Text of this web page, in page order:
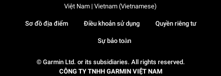
© Garmin Ltd. or its subsidiaries. All rights reserved.
CÔNG TY TNHH GARMIN VIỆT NAM
Sơ đồ địa điểm Điều khoản sử dụng Quyền riêng tư
Sự bảo toàn
Việt Nam | Vietnam (Vietnamese)